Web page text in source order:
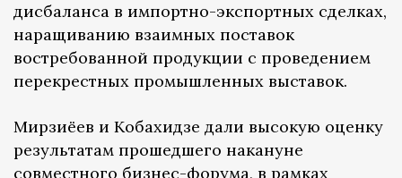
дисбаланса в импортно-экспортных сделках,
наращиванию взаимных поставок
востребованной продукции с проведением
перекрестных промышленных выставок.
Мирзиёев и Кобахидзе дали высокую оценку
результатам прошедшего накануне
совместного бизнес-форума, в рамках